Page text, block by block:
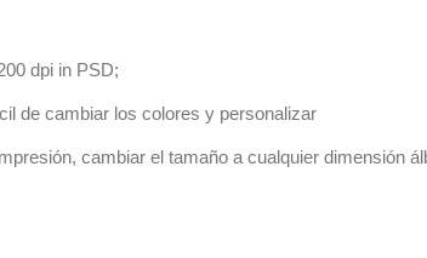
dpi in PSD;
de cambiar los colores y personalizar
cambiar el tamaño a cualquier dimensión